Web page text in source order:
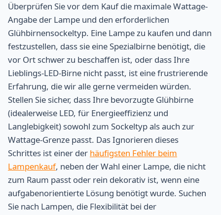
Überprüfen Sie vor dem Kauf die maximale Wattage-
Angabe der Lampe und den erforderlichen
Glühbirnensockeltyp. Eine Lampe zu kaufen und dann
festzustellen, dass sie eine Spezialbirne benötigt, die
vor Ort schwer zu beschaffen ist, oder dass Ihre
Lieblings-LED-Birne nicht passt, ist eine frustrierende
Erfahrung, die wir alle gerne vermeiden würden.
Stellen Sie sicher, dass Ihre bevorzugte Glühbirne
(idealerweise LED, für Energieeffizienz und
Langlebigkeit) sowohl zum Sockeltyp als auch zur
Wattage-Grenze passt. Das Ignorieren dieses
Schrittes ist einer der häufigsten Fehler beim
Lampenkauf, neben der Wahl einer Lampe, die nicht
zum Raum passt oder rein dekorativ ist, wenn eine
aufgabenorientierte Lösung benötigt wurde. Suchen
Sie nach Lampen, die Flexibilität bei der